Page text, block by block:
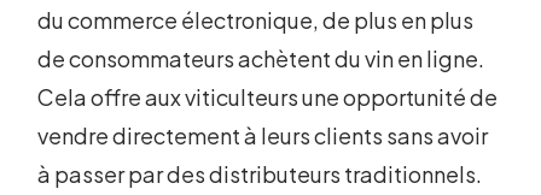
du commerce électronique, de plus en plus
de consommateurs achètent du vin en ligne.
Cela offre aux viticulteurs une opportunité de
vendre directement à leurs clients sans avoir
à passer par des distributeurs traditionnels.